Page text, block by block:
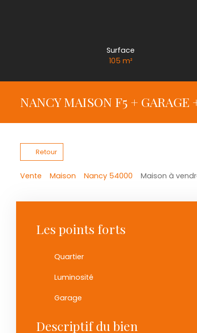
Surface
105 m²
NANCY MAISON F5 + GARAGE
Retour
Vente Maison Nancy 54000 Maison à
Les points forts
Quartier
Luminosité
Garage
Descriptif du bien